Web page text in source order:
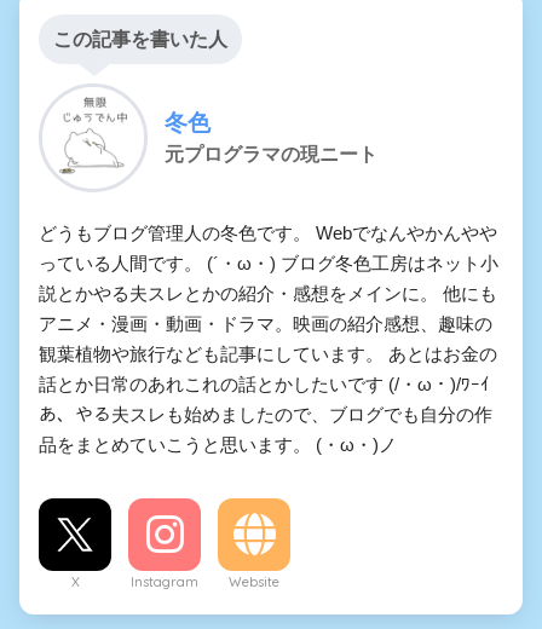
この記事を書いた人
冬色
元プログラマの現ニート
どうもブログ管理人の冬色です。 Webでなんやかんやや
っている人間です。 (´・ω・) ブログ冬色工房はネット小
説とかやる夫スレとかの紹介・感想をメインに。 他にも
アニメ・漫画・動画・ドラマ。映画の紹介感想、趣味の
観葉植物や旅行なども記事にしています。 あとはお金の
話とか日常のあれこれの話とかしたいです (/・ω・)/ﾜｰｲ
あ、やる夫スレも始めましたので、ブログでも自分の作
品をまとめていこうと思います。 (・ω・)ノ
X Instagram Website